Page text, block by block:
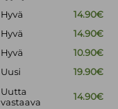
Hyvä
14.90€
Hyvä
14.90€
Hyvä
10.90€
Uusi
19.90€
Uutta
vastaava
14.90€